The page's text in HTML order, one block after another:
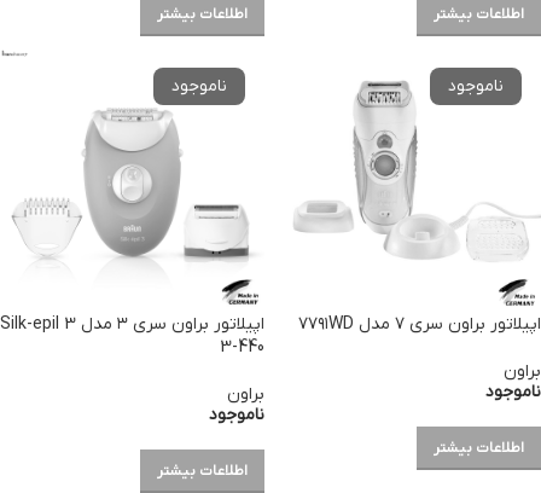
اطلاعات بیشتر اطلاعات بیشتر
اپیلاتور براون سری ۷ مدل ۷۷۹۱WD
براون
ناموجود
اطلاعات بیشتر
اپیلاتور براون سری ۳ مدل Silk-epil 3
3-440
براون
ناموجود
اطلاعات بیشتر